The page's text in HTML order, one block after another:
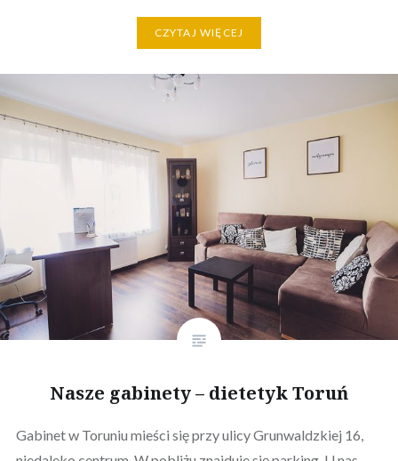
CZYTAJ WIĘCEJ
Nasze gabinety – dietetyk Toruń
Gabinet w Toruniu mieści się przy ulicy Grunwaldzkiej 16,